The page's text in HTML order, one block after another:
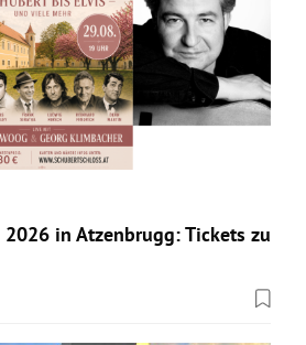
in Atzenbrugg: Tickets zu